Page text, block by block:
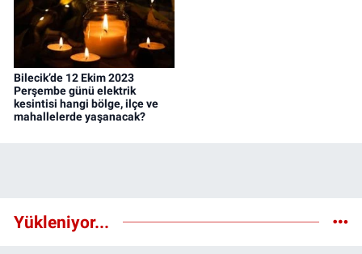
Bilecik’de 12 Ekim 2023
Perşembe günü elektrik
kesintisi hangi bölge, ilçe ve
mahallelerde yaşanacak?
Yükleniyor...